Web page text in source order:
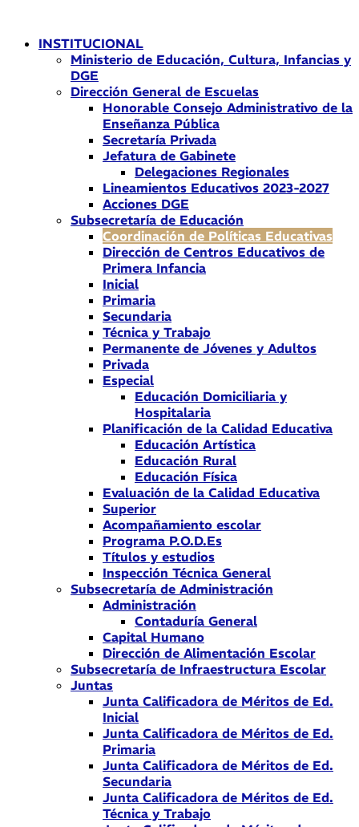
contenidoINSTITUCIONAL
Ministerio de Educación, Cultura, Infancias y
DGE
Dirección General de Escuelas
Honorable Consejo Administrativo de la
Enseñanza Pública
Secretaría Privada
Jefatura de Gabinete
Delegaciones Regionales
Lineamientos Educativos 2023-2027
Acciones DGE
Subsecretaría de Educación
Coordinación de Políticas Educativas
Dirección de Centros Educativos de
Primera Infancia
Inicial
Primaria
Secundaria
Técnica y Trabajo
Permanente de Jóvenes y Adultos
Privada
Especial
Educación Domiciliaria y
Hospitalaria
Planificación de la Calidad Educativa
Educación Artística
Educación Rural
Educación Física
Evaluación de la Calidad Educativa
Superior
Acompañamiento escolar
Programa P.O.D.Es
Títulos y estudios
Inspección Técnica General
Subsecretaría de Administración
Administración
Contaduría General
Capital Humano
Dirección de Alimentación Escolar
Subsecretaría de Infraestructura Escolar
Juntas
Junta Calificadora de Méritos de Ed.
Inicial
Junta Calificadora de Méritos de Ed.
Primaria
Junta Calificadora de Méritos de Ed.
Secundaria
Junta Calificadora de Méritos de Ed.
Técnica y Trabajo